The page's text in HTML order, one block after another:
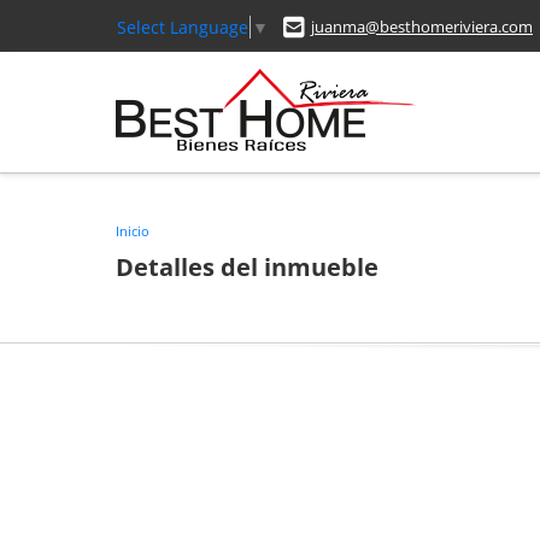
Select Language ▼ juanma@besthomeriviera.com
Inicio
Detalles del inmueble